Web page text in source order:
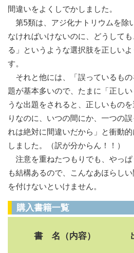
間違いをよくしでかしました。
第5類は、アジ化ナトリウムを除
なければいけないのに、どうして
る」というような選択肢を正しい
す。
それと他には、「誤っているもの
題が基本多いので、たまに「正し
うな出題をされると、正しいもの
りなのに、いつの間にか、一つの
れは絶対に間違いだから」と衝動
しました。（訳が分からん！！）
注意を重ねたつもりでも、やっぱ
も結構あるので、こんなあほらし
を付けないといけません。
購入書籍一覧
書 名（内容）